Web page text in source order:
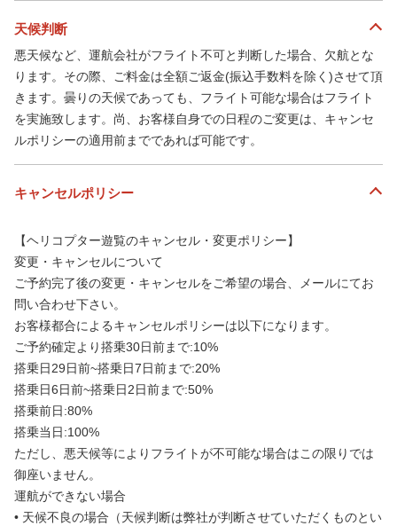
天候判断
悪天候など、運航会社がフライト不可と判断した場合、欠航とな
ります。その際、ご料金は全額ご返金(振込手数料を除く)させて頂
きます。曇りの天候であっても、フライト可能な場合はフライト
を実施致します。尚、お客様自身での日程のご変更は、キャンセ
ルポリシーの適用前までであれば可能です。
キャンセルポリシー
【ヘリコプター遊覧のキャンセル・変更ポリシー】
変更・キャンセルについて
ご予約完了後の変更・キャンセルをご希望の場合、メールにてお
問い合わせ下さい。
お客様都合によるキャンセルポリシーは以下になります。
ご予約確定より搭乗30日前まで:10%
搭乗日29日前~搭乗日7日前まで:20%
搭乗日6日前~搭乗日2日前まで:50%
搭乗前日:80%
搭乗当日:100%
ただし、悪天候等によりフライトが不可能な場合はこの限りでは
御座いません。
運航ができない場合
• 天候不良の場合（天候判断は弊社が判断させていただくものとい